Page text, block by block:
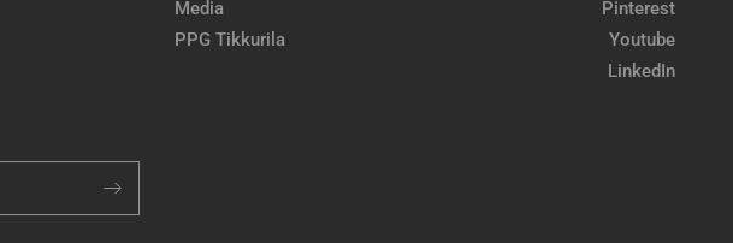
Media
PPG Tikkurila
Pinterest
Youtube
LinkedIn